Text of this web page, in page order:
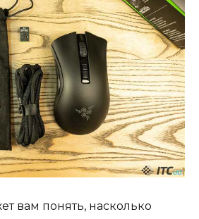
вам понять, насколько